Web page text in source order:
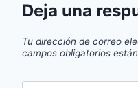
Deja una
Tu dirección de correo
campos obligatorios